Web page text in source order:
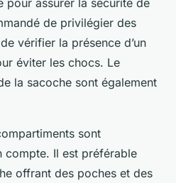
pour assurer la sécurité de
de privilégier des
vérifier la présence d’un
éviter les chocs. Le
la sacoche sont également
sont
compte. Il est préférable
offrant des poches et des